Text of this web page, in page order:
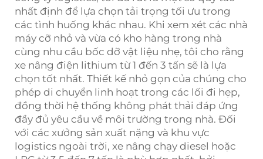
nhất định để lựa chọn tải trọng tối ưu trong
các tình huống khác nhau. Khi xem xét các nhà
máy cỡ nhỏ và vừa có kho hàng trong nhà
cùng nhu cầu bốc dỡ vật liệu nhẹ, tôi cho rằng
xe nâng điện lithium từ 1 đến 3 tấn sẽ là lựa
chọn tốt nhất. Thiết kế nhỏ gọn của chúng cho
phép di chuyển linh hoạt trong các lối đi hẹp,
đồng thời hệ thống không phát thải đáp ứng
đầy đủ yêu cầu về môi trường trong nhà. Đối
với các xưởng sản xuất nặng và khu vực
logistics ngoài trời, xe nâng chạy diesel hoặc